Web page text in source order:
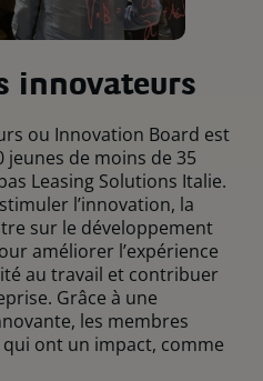
innovateurs
ou Innovation Board est
jeunes de moins de 35
Leasing Solutions Italie.
l’innovation, la
sur le développement
améliorer l’expérience
au travail et contribuer
Grâce à une
les membres
ont un impact, comme